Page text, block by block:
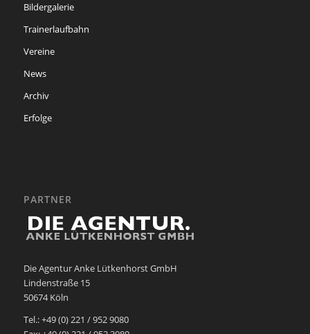
Bildergalerie
Trainerlaufbahn
Vereine
News
Archiv
Erfolge
PARTNER
Die Agentur Anke Lütkenhorst GmbH
Lindenstraße 15
50674 Köln
Tel.: +49 (0) 221 / 952 9080